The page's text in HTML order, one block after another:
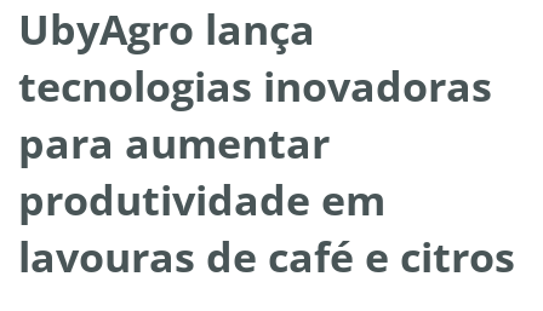
UbyAgro lança
tecnologias inovadoras
para aumentar
produtividade em
lavouras de café e citros